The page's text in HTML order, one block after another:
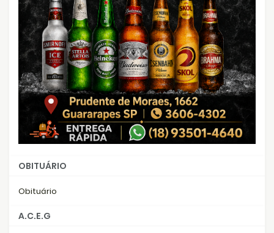
OBITUÁRIO
Obituário
A.C.E.G